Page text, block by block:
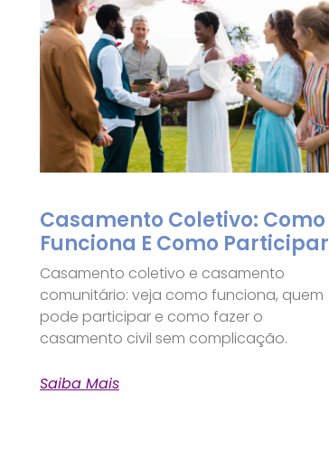
Casamento Coletivo: Como
Funciona E Como Participar
Casamento coletivo e casamento
comunitário: veja como funciona, quem
pode participar e como fazer o
casamento civil sem complicação.
Saiba Mais